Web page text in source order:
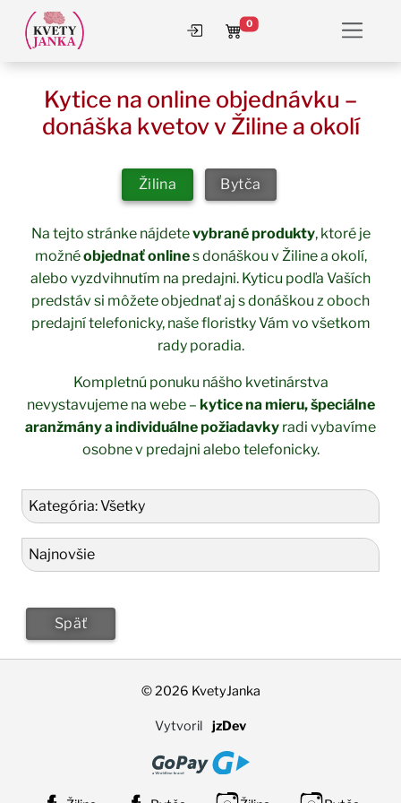
Prihlásiť sa
Košík
0
Kytice na online objednávku –
donáška kvetov v Žiline a okolí
Dostupnosť na predajni
Žilina Bytča
Na tejto stránke nájdetevybrané produkty, ktoré je
možnéobjednať onlines donáškou v Žiline a okolí,
alebo vyzdvihnutím na predajni. Kyticu podľa Vaších
predstáv si môžete objednať aj s donáškou z oboch
predajní telefonicky, naše floristky Vám vo všetkom
rady poradia.
Kompletnú ponuku nášho kvetinárstva
nevystavujeme na webe – kytice na mieru, špeciálne
aranžmány a individuálne požiadavky radi vybavíme
osobne v predajni alebo telefonicky.
Filter produktov
Kategória
Zoradenie
Dostupné produkty na online
Späť
© 2026 KvetyJanka
Vytvoril jzDev